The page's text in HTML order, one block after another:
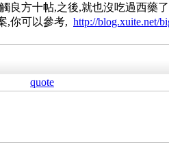
良方十帖,之後,就也沒吃過西藥
,你可以參考, http://blog.xuite.net/
quote